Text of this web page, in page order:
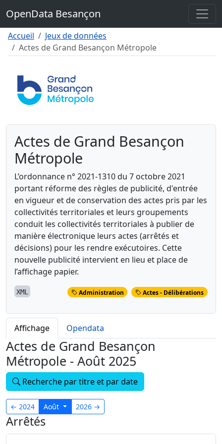
Menu
Pied de page
OpenData Besançon
Accueil
Jeux de données
Actes de Grand Besançon Métropole
Actes de Grand Besançon
Métropole
L’ordonnance n° 2021-1310 du 7 octobre 2021
portant réforme des règles de publicité, d'entrée
en vigueur et de conservation des actes pris par les
collectivités territoriales et leurs groupements
conduit les collectivités territoriales à publier de
manière électronique leurs actes (arrêtés et
décisions) pour les rendre exécutoires. Cette
nouvelle publicité intervient en lieu et place de
l’affichage papier.
XML Administration Actes - Délibérations
Affichage Opendata
Actes de Grand Besançon
Métropole - Août 2025
Recherche par titre et par date
← 2024 Août 2026 →
Arrêtés